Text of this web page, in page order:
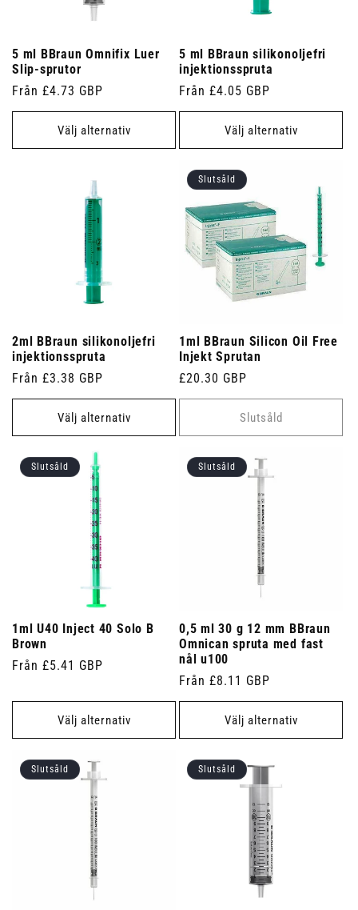
5 ml BBraun Omnifix Luer
Slip-sprutor
Ordinarie
pris
Från £4.73 GBP
Välj alternativ
5 ml BBraun silikonoljefri
injektionsspruta
Ordinarie
pris
Från £4.05 GBP
Välj alternativ
2ml BBraun silikonoljefri
injektionsspruta
Ordinarie
pris
Från £3.38 GBP
Välj alternativ
Slutsåld
1ml BBraun Silicon Oil Free
Injekt Sprutan
Ordinarie
pris
£20.30 GBP
Slutsåld
Slutsåld
1ml U40 Inject 40 Solo B
Brown
Ordinarie
Från £5.41 GBP
Välj alternativ
Slutsåld
0,5 ml 30 g 12 mm BBraun
Omnican spruta med fast
nål u100
Ordinarie
pris
Från £8.11 GBP
Välj alternativ
Slutsåld Slutsåld